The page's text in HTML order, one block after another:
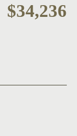
$34,236